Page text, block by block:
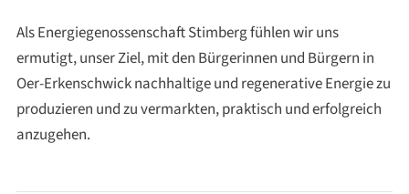
Als Energiegenossenschaft Stimberg fühlen wir uns
ermutigt, unser Ziel, mit den Bürgerinnen und Bürgern in
Oer-Erkenschwick nachhaltige und regenerative Energie zu
produzieren und zu vermarkten, praktisch und erfolgreich
anzugehen.